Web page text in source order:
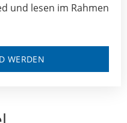
und lesen im Rahmen
WERDEN